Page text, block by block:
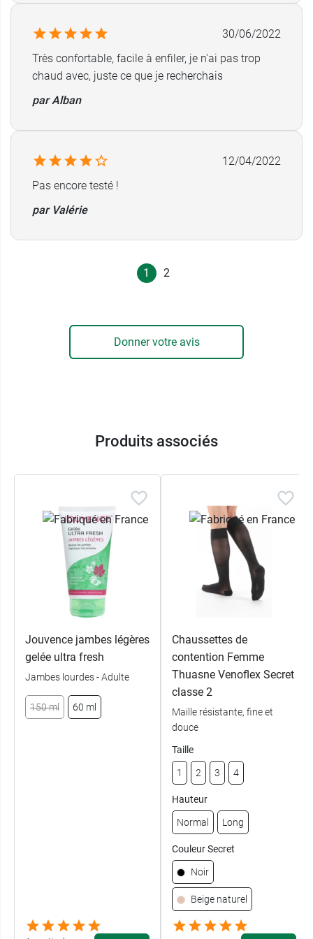
Thuasne vous propose aussi lecollant de
Absolu.
Conditionnement :une paire de bas cuisse
30/06/2022
Très confortable, facile à enfiler, je n'ai pas trop
chaud avec, juste ce que je recherchais
par Alban
12/04/2022
Pas encore testé !
par Valérie
1 2
Donner votre avis
Produits associés
Jouvence jambes légères
gelée ultra fresh
Jambes lourdes - Adulte
150 ml 60 ml
Chaussettes de
contention Femme
Thuasne Venoflex Secret
classe 2
Maille résistante, fine et
douce
Taille
1 2 3 4
Hauteur
Normal Long
Couleur Secret
Noir
Beige naturel